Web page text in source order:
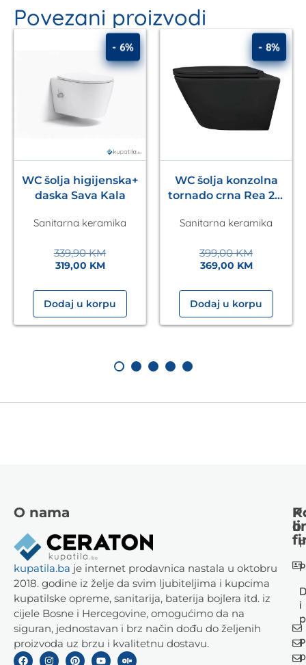
Povezani proizvodi
- 6%
WC šolja higijenska+
daska Sava Kala
Sanitarna keramika
339,90KM
319,00 KM
Dodaj u korpu
- 8%
WC šolja konzolna
tornado crna Rea 2.0
Sanitarna keramika
399,00KM
369,00 KM
Dodaj u korpu
O nama
kupatila.ba je internet prodavnica nastala u oktobru
2018. godine iz želje da svim ljubiteljima i kupcima
kupatilske opreme, sanitarija, baterija bojlera itd. iz
cijele Bosne i Hercegovine, omogućimo da na
siguran, jednostavan i brz način dođu do željenih
proizvoda uz brzu i kvalitetnu dostavu.
i
o